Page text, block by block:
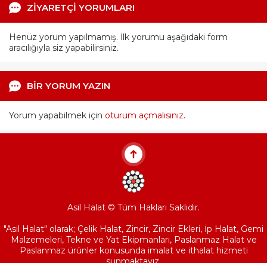
ZİYARETÇİ YORUMLARI
Henüz yorum yapılmamış. İlk yorumu aşağıdaki form
aracılığıyla siz yapabilirsiniz.
BİR YORUM YAZIN
Yorum yapabilmek için oturum açmalısınız.
Asil Halat © Tüm Hakları Saklıdır.
"Asil Halat" olarak; Çelik Halat, Zincir, Zincir Ekleri, İp Halat, Gemi
Malzemeleri, Tekne ve Yat Ekipmanları, Paslanmaz Halat ve
Paslanmaz ürünler konusunda imalat ve ithalat hizmeti